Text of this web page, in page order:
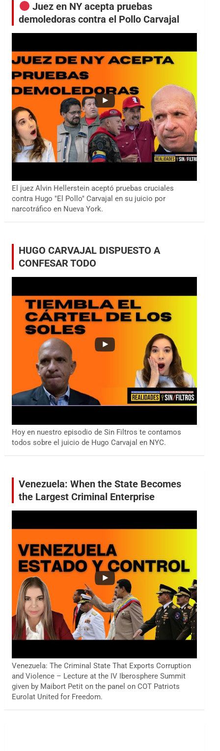
Juez en NY acepta pruebas
demoledoras contra el Pollo Carvajal
El juez Alvin Hellerstein aceptó pruebas cruciales
contra Hugo "El Pollo" Carvajal en su juicio por
narcotráfico en Nueva York.
HUGO CARVAJAL DISPUESTO A
CONFESAR TODO
Hoy en nuestro episodio de Sin Filtros te contamos
todos sobre el juicio de Hugo Carvajal en NYC.
Venezuela: When the State Becomes
the Largest Criminal Enterprise
Venezuela: The Criminal State That Exports Corruption
and Violence – Lecture at the IV Iberosphere Summit
given by Maibort Petit on the panel on COT Patriots
Eurolat United for Freedom.